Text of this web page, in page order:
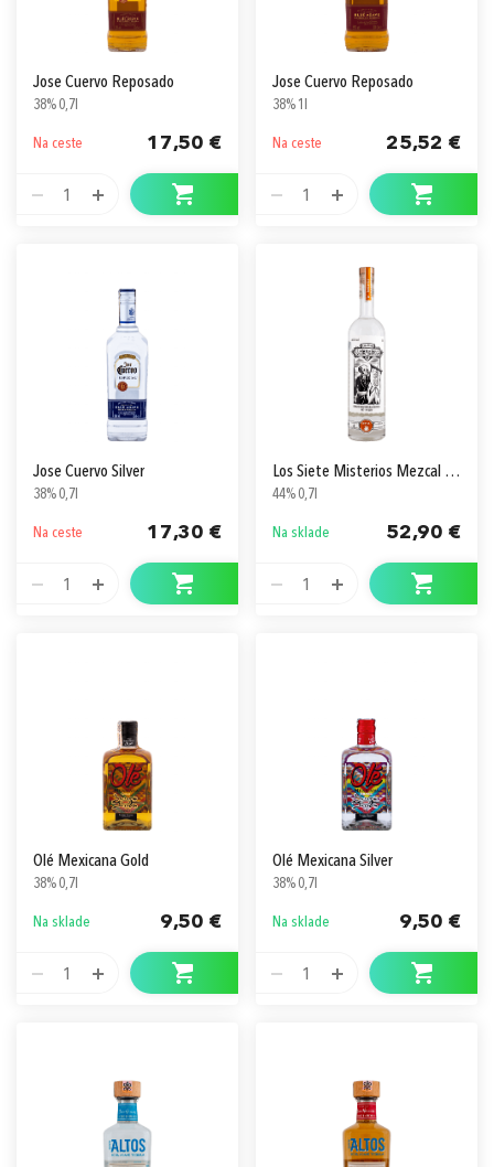
Jose Cuervo Reposado
38% 0,7l
Na ceste 17,50 €
1
Jose Cuervo Reposado
38% 1l
Na ceste 25,52 €
1
Jose Cuervo Silver
38% 0,7l
Na ceste 17,30 €
1
Los Siete Misterios Mezcal Doba-Yej
44% 0,7l
Na sklade 52,90 €
1
Olé Mexicana Gold
38% 0,7l
Na sklade 9,50 €
1
Olé Mexicana Silver
38% 0,7l
Na sklade 9,50 €
1